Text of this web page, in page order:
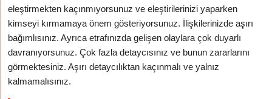
eleştirmekten kaçınmıyorsunuz ve eleştirilerinizi yaparken
kimseyi kırmamaya önem gösteriyorsunuz. İlişkilerinizde aşırı
bağımlısınız. Ayrıca etrafınızda gelişen olaylara çok duyarlı
davranıyorsunuz. Çok fazla detaycısınız ve bunun zararlarını
görmektesiniz. Aşırı detaycılıktan kaçınmalı ve yalnız
kalmamalısınız.